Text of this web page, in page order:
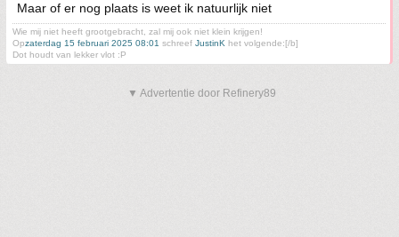
Maar of er nog plaats is weet ik natuurlijk niet
Wie mij niet heeft grootgebracht, zal mij ook niet klein krijgen!
Opzaterdag 15 februari 2025 08:01 schreef JustinK het volgende:[/b]
Dot houdt van lekker vlot :P
▼ Advertentie door Refinery89